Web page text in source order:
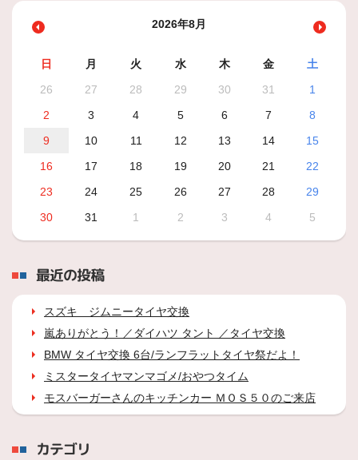
2026年8月
日 月 火 水 木 金
土
26
27 28 29 30 31
1
2
3 4 5 6 7
8
9
10 11 12 13 14
15
16
17 18 19 20 21
22
23
24 25 26 27 28
29
30
31 1 2 3 4 5
最近の投稿
スズキ ジムニータイヤ交換
嵐ありがとう！／ダイハツ タント ／タイヤ交換
BMW タイヤ交換 6台/ランフラットタイヤ祭だよ！
ミスタータイヤマンマゴメ/おやつタイム
モスバーガーさんのキッチンカー ＭＯＳ５０のご来店
カテゴリ